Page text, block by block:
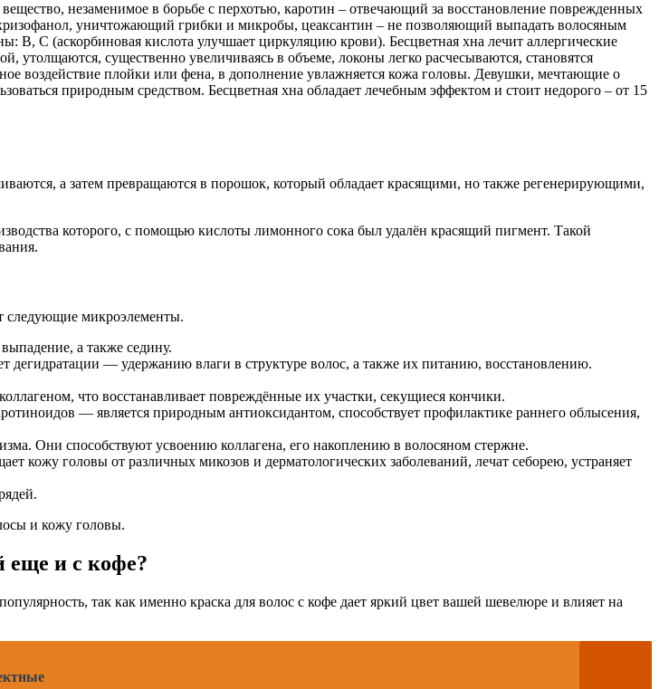
незаменимое в борьбе с перхотью, каротин – отвечающий за восстановление поврежденных
уничтожающий грибки и микробы, цеаксантин – не позволяющий выпадать волосяным
С (аскорбиновая кислота улучшает циркуляцию крови). Бесцветная хна лечит аллергические
утолщаются, существенно увеличиваясь в объеме, локоны легко расчесываются, становятся
воздействие плойки или фена, в дополнение увлажняется кожа головы. Девушки, мечтающие о
природным средством. Бесцветная хна обладает лечебным эффектом и стоит недорого – от 15
а затем превращаются в порошок, который обладает красящими, но также регенерирующими,
которого, с помощью кислоты лимонного сока был удалён красящий пигмент. Такой
следующие микроэлементы.
а также седину.
— удержанию влаги в структуре волос, а также их питанию, восстановлению.
что восстанавливает повреждённые их участки, секущиеся кончики.
— является природным антиоксидантом, способствует профилактике раннего облысения,
Они способствуют усвоению коллагена, его накоплению в волосяном стержне.
кожу головы от различных микозов и дерматологических заболеваний, лечат себорею, устраняет
и кожу головы.
еще и с кофе?
так как именно краска для волос с кофе дает яркий цвет вашей шевелюре и влияет на